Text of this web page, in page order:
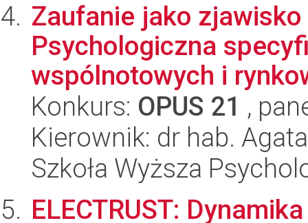
Zaufanie jako
Psychologiczna
wspólnotowych i
Konkurs: OPUS 21 ,
Kierownik: dr hab.
Szkoła Wyższa
ELECTRUST: